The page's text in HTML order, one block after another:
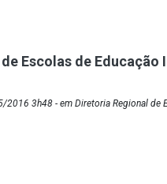
Escolas de Educação
2016 3h48 - em Diretoria Regional de